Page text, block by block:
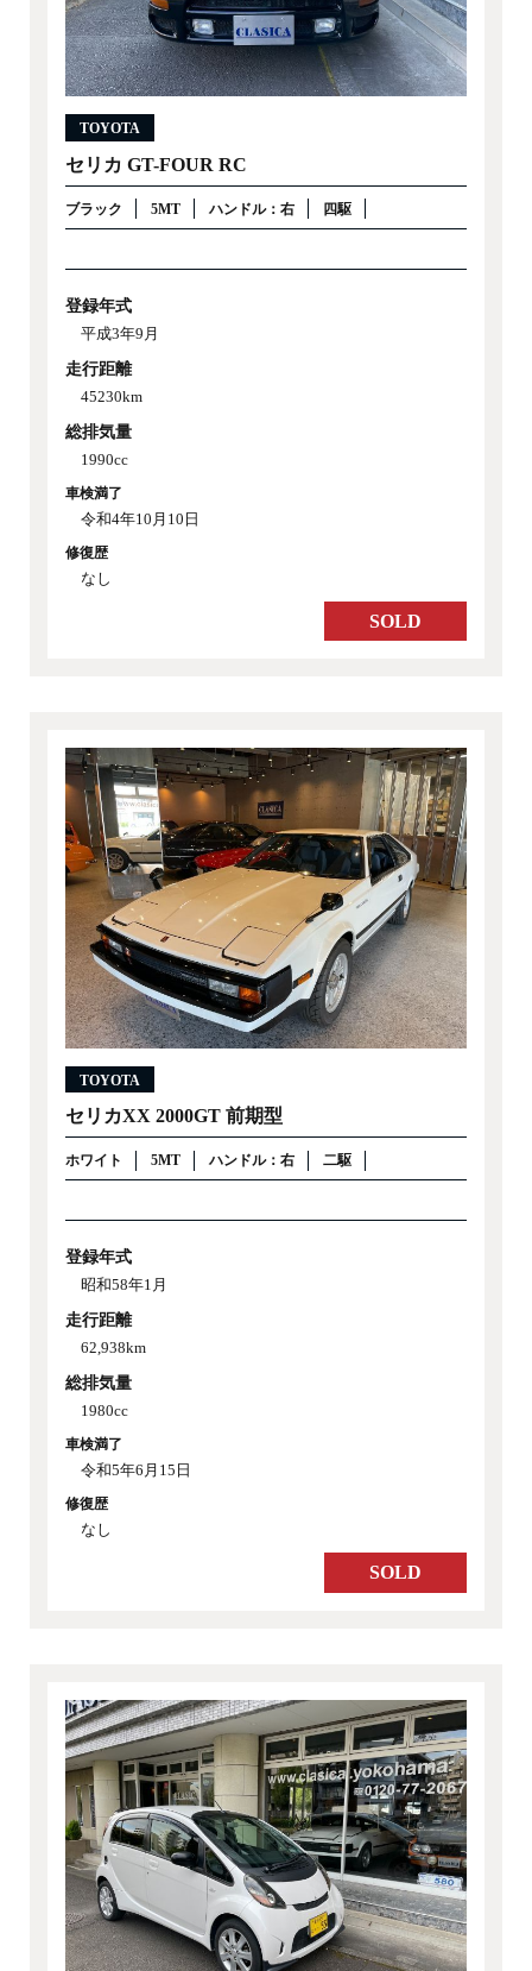
TOYOTA
セリカ GT-FOUR RC
ブラック 5MT ハンドル：右 四駆
登録年式
平成3年9月
走行距離
45230km
総排気量
1990cc
車検満了
令和4年10月10日
修復歴
なし
SOLD
TOYOTA
セリカXX 2000GT 前期型
ホワイト 5MT ハンドル：右 二駆
登録年式
昭和58年1月
走行距離
62,938km
総排気量
1980cc
車検満了
令和5年6月15日
修復歴
なし
SOLD